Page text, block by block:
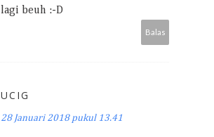
lagi beuh :-D
Balas
UCIG
28 Januari 2018 pukul 13.41